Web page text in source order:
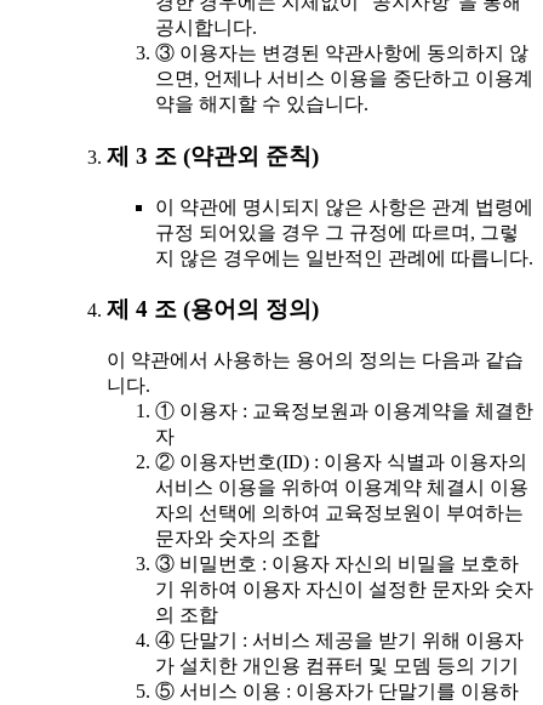
공시합니다.
③ 이용자는 변경된 약관사항에 동의하지 않
으면, 언제나 서비스 이용을 중단하고 이용계
약을 해지할 수 있습니다.
제 3 조 (약관외 준칙)
이 약관에 명시되지 않은 사항은 관계 법령에
규정 되어있을 경우 그 규정에 따르며, 그렇
지 않은 경우에는 일반적인 관례에 따릅니다.
제 4 조 (용어의 정의)
이 약관에서 사용하는 용어의 정의는 다음과 같습
니다.
① 이용자 : 교육정보원과 이용계약을 체결한
자
② 이용자번호(ID) : 이용자 식별과 이용자의
서비스 이용을 위하여 이용계약 체결시 이용
자의 선택에 의하여 교육정보원이 부여하는
문자와 숫자의 조합
③ 비밀번호 : 이용자 자신의 비밀을 보호하
기 위하여 이용자 자신이 설정한 문자와 숫자
의 조합
④ 단말기 : 서비스 제공을 받기 위해 이용자
가 설치한 개인용 컴퓨터 및 모뎀 등의 기기
⑤ 서비스 이용 : 이용자가 단말기를 이용하